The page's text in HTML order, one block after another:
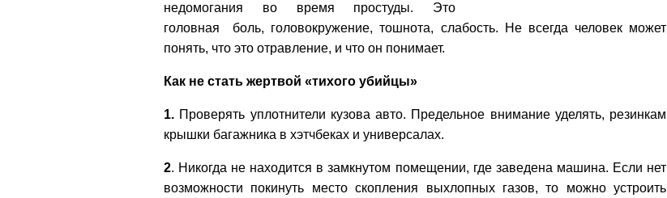
недомогания во время простуды. Это
головная боль, головокружение, тошнота, слабость. Не всегда человек может
понять, что это отравление, и что он понимает.
Как не стать жертвой «тихого убийцы»
1. Проверять уплотнители кузова авто. Предельное внимание уделять, резинкам
крышки багажника в хэтчбеках и универсалах.
2. Никогда не находится в замкнутом помещении, где заведена машина. Если нет
возможности покинуть место скопления выхлопных газов, то можно устроить